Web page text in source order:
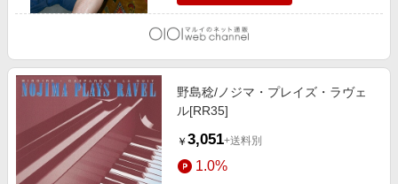
野島稔/ノジマ・プレイズ・ラヴェ
ル[RR35]
￥ 3,051+送料別
1.0%